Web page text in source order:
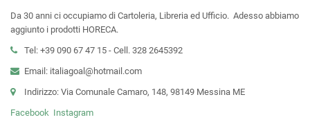
Da 30 anni ci occupiamo di Cartoleria, Libreria ed Ufficio. Adesso abbiamo
aggiunto i prodotti HORECA.
Tel: +39 090 67 47 15 - Cell. 328 2645392
Email: italiagoal@hotmail.com
Indirizzo: Via Comunale Camaro, 148, 98149 Messina ME
Facebook Instagram